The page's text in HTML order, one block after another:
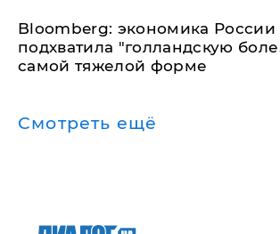
Bloomberg: экономика России
подхватила "голландскую
самой тяжелой форме
Смотреть ещё